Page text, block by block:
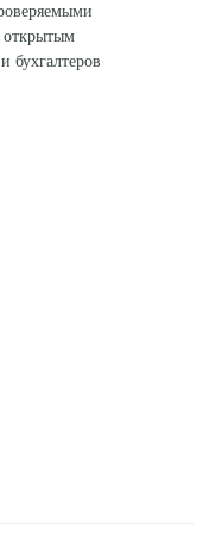
открытым
бухгалтеров